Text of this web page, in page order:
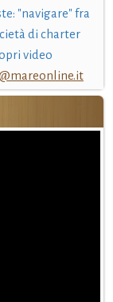
"navigare" fra
di charter
video